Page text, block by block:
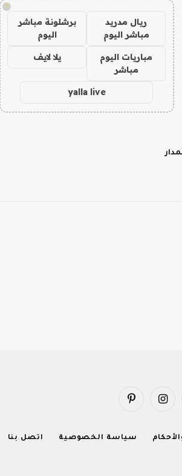
!
ريال مدريد
مباشر اليوم
برشلونة مباشر
اليوم
مباريات اليوم
مباشر
يلا لايف
yalla live
الانستغرامبينتيريست
سياسة الخصوصية اتصل بنا